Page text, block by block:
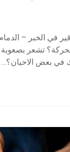
في الخبر –
في بعض الاحيان؟…